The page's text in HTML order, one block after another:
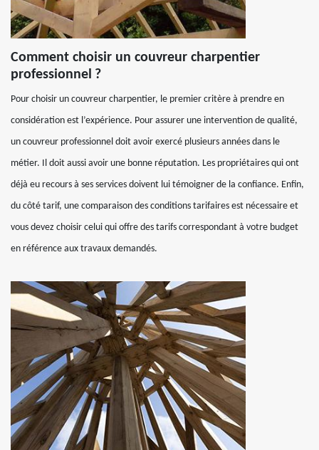
Comment choisir un couvreur charpentier
professionnel ?
Pour choisir un couvreur charpentier, le premier critère à prendre en
considération est l’expérience. Pour assurer une intervention de qualité,
un couvreur professionnel doit avoir exercé plusieurs années dans le
métier. Il doit aussi avoir une bonne réputation. Les propriétaires qui ont
déjà eu recours à ses services doivent lui témoigner de la confiance. Enfin,
du côté tarif, une comparaison des conditions tarifaires est nécessaire et
vous devez choisir celui qui offre des tarifs correspondant à votre budget
en référence aux travaux demandés.